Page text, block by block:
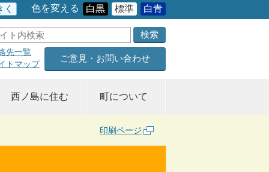
く 色を変える 白黒 標準 白青
先一覧
トマップ
ご意見・お問い合わせ
西ノ島に住む 町について
印刷ページ